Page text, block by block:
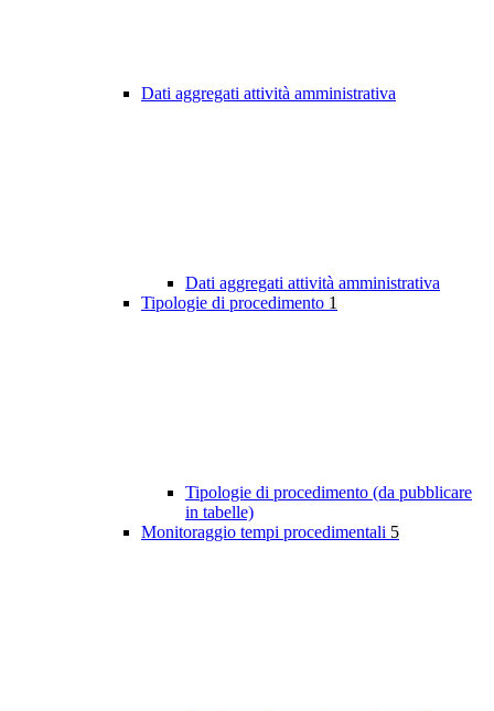
Dati aggregati attività amministrativa
Dati aggregati attività amministrativa
Tipologie di procedimento 1
Tipologie di procedimento (da pubblicare
in tabelle)
Monitoraggio tempi procedimentali 5